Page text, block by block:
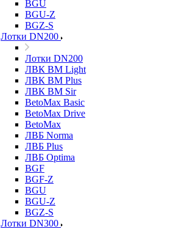
BGU
BGU-Z
BGZ-S
Лотки DN200
Лотки DN200
ЛВК ВМ Light
ЛВК ВМ Plus
ЛВК ВМ Sir
BetoMax Basic
BetoMax Drive
BetoMax
ЛВБ Norma
ЛВБ Plus
ЛВБ Optima
BGF
BGF-Z
BGU
BGU-Z
BGZ-S
Лотки DN300